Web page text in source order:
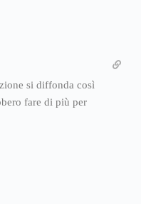
si diffonda così
fare di più per